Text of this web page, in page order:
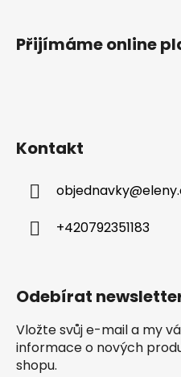
Přijímáme online
Kontakt
objednavky@
+420792351183
Odebírat
Vložte svůj e-mail a my
informace o nových
shopu.